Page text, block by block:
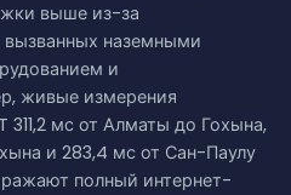
выше из-за
наземными
и
живые измерения
мс от Алматы до Гохына,
и 283,4 мс от Сан-Паулу
полный интернет-